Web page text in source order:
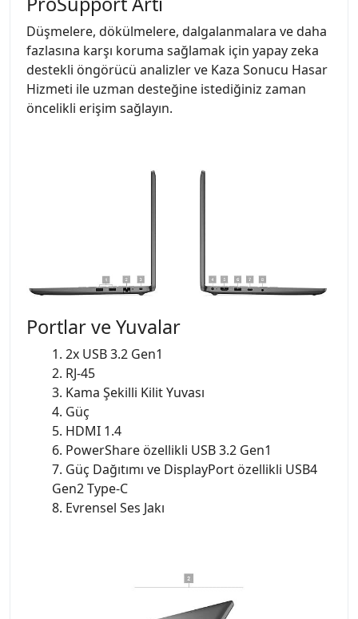
Düşmelere, dökülmelere, dalgalanmalara ve daha
fazlasına karşı koruma sağlamak için yapay zeka
destekli öngörücü analizler ve Kaza Sonucu Hasar
Hizmeti ile uzman desteğine istediğiniz zaman
öncelikli erişim sağlayın.
Portlar ve Yuvalar
1. 2x USB 3.2 Gen1
2. RJ-45
3. Kama Şekilli Kilit Yuvası
4. Güç
5. HDMI 1.4
6. PowerShare özellikli USB 3.2 Gen1
7. Güç Dağıtımı ve DisplayPort özellikli USB4
Gen2 Type-C
8. Evrensel Ses Jakı